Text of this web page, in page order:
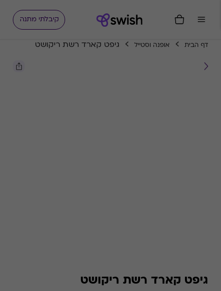
קיבלתי מתנה
דף הבית אופנה וסטייל גיפט קארד רשת ריקושט
גיפט קארד רשת ריקושט